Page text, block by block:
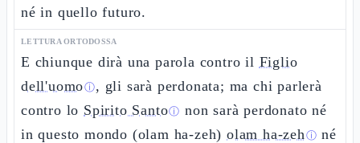
né in quello futuro.
LETTURA ORTODOSSA
E chiunque dirà una parola contro il Figlio
dell'uomoⓘ, gli sarà perdonata; ma chi parlerà
contro lo Spirito Santoⓘ non sarà perdonato né
in questo mondo (olam ha-zeh)olam ha-zehⓘ né